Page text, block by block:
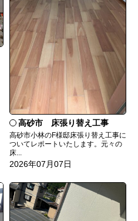
高砂市 床張り替え工事
高砂市小林のF様邸床張り替え工事に
ついてレポートいたします。元々の
床...
2026年07月07日